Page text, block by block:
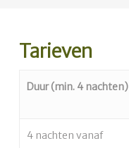
Tarieven
Duur (min. 4 nachten)
4 nachten vanaf